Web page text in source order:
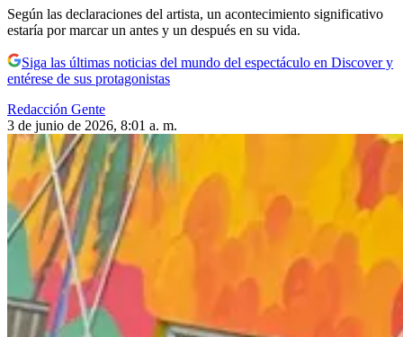
Según las declaraciones del artista, un acontecimiento significativo
estaría por marcar un antes y un después en su vida.
Siga las últimas noticias del mundo del espectáculo en Discover y
entérese de sus protagonistas
Redacción Gente
3 de junio de 2026, 8:01 a. m.